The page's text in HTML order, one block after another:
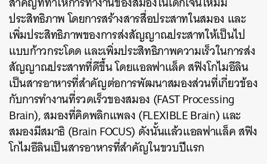
ประสิทธิภาพ โดยการสร้างสารสื่อประสาทในสมอง และ
เพิ่มประสิทธิภาพของการส่งสัญญาณประสาทให้เป็นไป
แบบก้าวกระโดด และเพิ่มประสิทธิภาพความเร็วในการส่ง
สัญญาณประสาทที่ดีขึ้น โดยแอลฟาแล็ค สฟิงโกไมอีลิน
เป็นสารอาหารที่สำคัญต่อการพัฒนาสมองส่วนที่เกี่ยวข้อง
กับการทำงานที่รวดเร็วของสมอง (FAST Processing
Brain), สมองที่คิดพลิกแพลง (FLEXIBLE Brain) และ
สมองมีสมาธิ (Brain FOCUS) ดังนั้นแล้วแอลฟาแล็ค สฟิง
โกไมอีลินเป็นสารอาหารที่สำคัญในขวบปีแรก